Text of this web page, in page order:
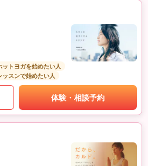
ットヨガを始めたい人
ッスンで始めたい人
体験・相談予約